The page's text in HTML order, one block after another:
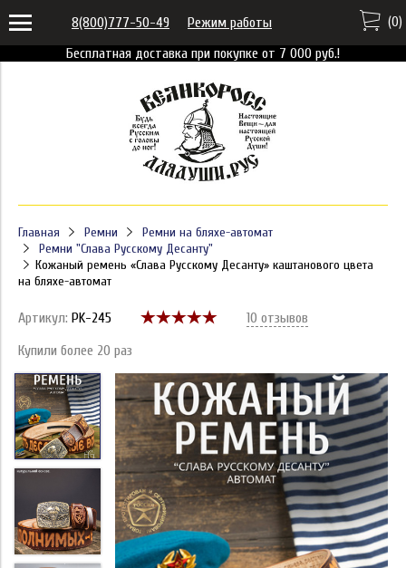
Бесплатная доставка при покупке от 7 000 руб.!
8(800)777-50-49 Режим работы (0)
Главная Ремни
Ремни на бляхе-автомат
Ремни "Слава Русскому Десанту"
Кожаный ремень «Слава Русскому Десанту» каштанового цвета
на бляхе-автомат
Артикул: PK-245 10 отзывов
Купили более 20 раз